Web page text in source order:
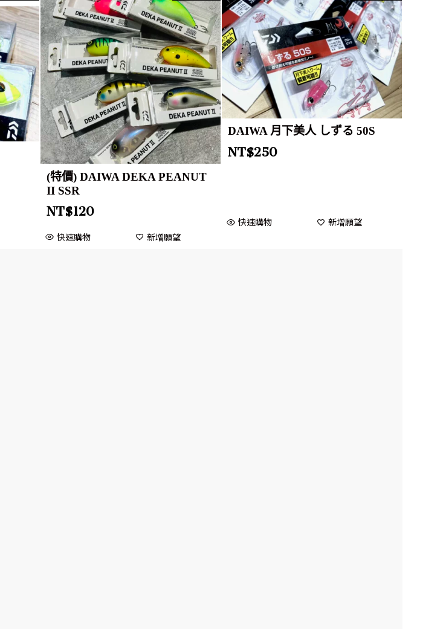
(特價) DAIWA DEKA PEANUT
II SSR
NT$120
快速購物 新增願望
DAIWA 月下美人 しずる 50S
NT$250
快速購物 新增願望